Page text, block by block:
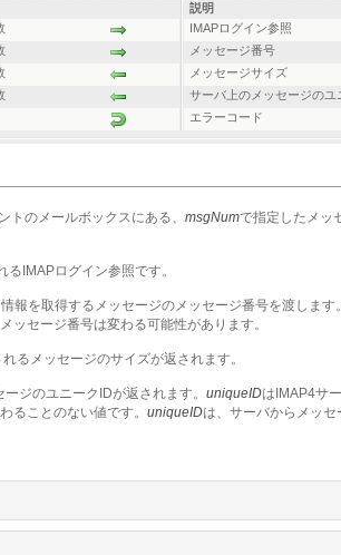
説明
IMAPログイン参照
メッセージ番号
メッセージサイズ
サーバ上のメッセージのユ
エラーコード
トのメールボックスにある、 msgNumで指定したメッ
るIMAPログイン参照です。
報を取得するメッセージのメッセージ番号を渡します。
ッセージ番号は変わる可能性があります。
るメッセージのサイズが返されます。
ジのユニークIDが返されます。 uniqueIDはIMAP4サ
ることのない値です。 uniqueIDは、サーバからメッセ